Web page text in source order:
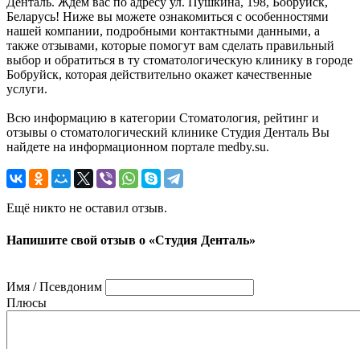
Беларусь! Ниже вы можете ознакомиться с особенностями
нашей компании, подробными контактными данными, а
также отзывами, которые помогут вам сделать правильный
выбор и обратиться в ту стоматологическую клинику в городе
Бобруйск, которая действительно окажет качественные
услуги.
Всю информацию в категории Стоматология, рейтинг и
отзывы о стоматологический клинике Студия Денталь Вы
найдете на информационном портале medby.su.
Ещё никто не оставил отзыв.
Напишите свой отзыв о «Студия Денталь»
Имя / Псевдоним
Плюсы